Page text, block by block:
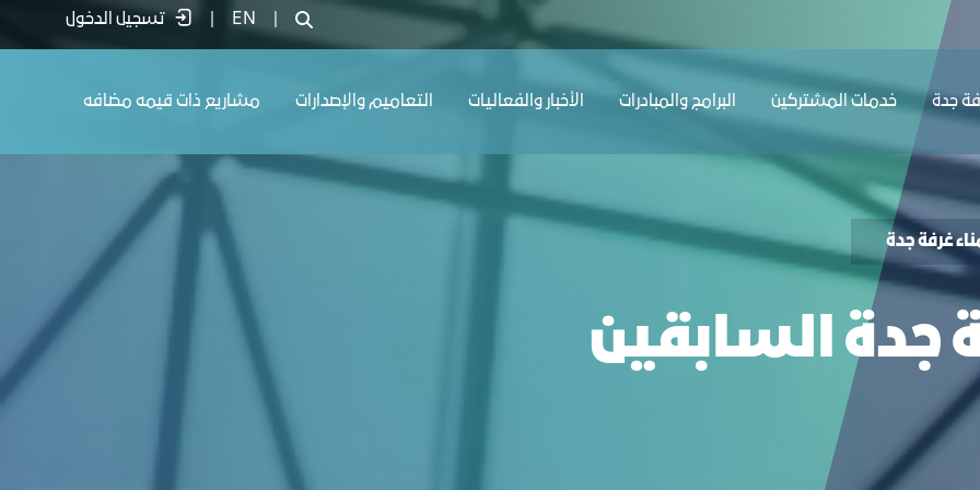
EN تسجيل الدخول
ﺟﺪة ﺧﺪﻣﺎت المشتركين البرامج والمبادرات الأخبار والفعاليات التعاميم والإصدارات مشاريع ذات قيمه مضافه
ﻏﺮﻓﺔ ﺟﺪة
ﺟﺪة اﻟﺴﺎﺑﻘﻴﻦ